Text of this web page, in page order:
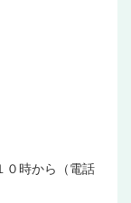
時から（電話